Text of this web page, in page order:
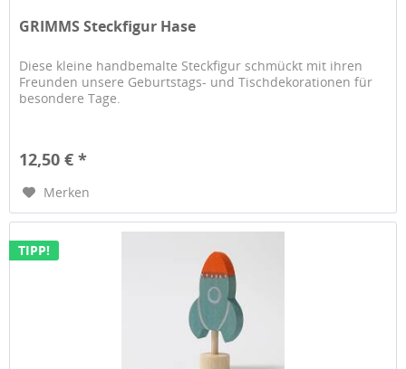
GRIMMS Steckfigur Hase
Diese kleine handbemalte Steckfigur schmückt mit ihren
Freunden unsere Geburtstags- und Tischdekorationen für
besondere Tage.
12,50 € *
Merken
TIPP!